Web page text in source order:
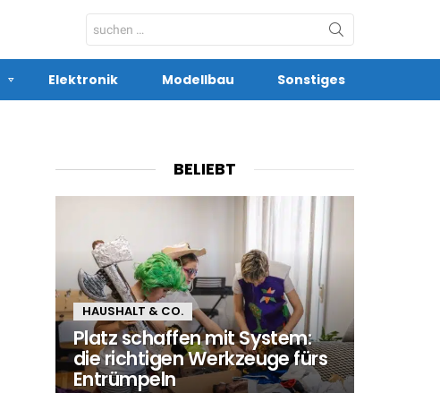
Search
for:
Elektronik Modellbau Sonstiges
BELIEBT
HAUSHALT & CO.
Platz schaffen mit System:
die richtigen Werkzeuge fürs
Entrümpeln